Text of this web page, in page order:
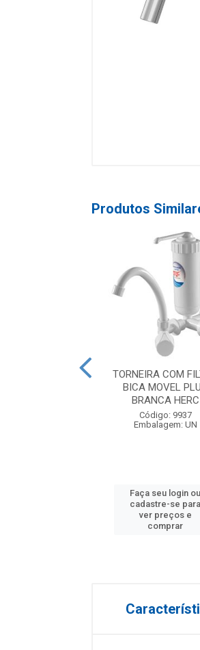
Produtos
TORNEIRA COM
BICA MOVEL
BRANCA HERC
Código: 9937
Embalagem: UN
Faça seu login ou
cadastre-se para
ver preços e
comprar